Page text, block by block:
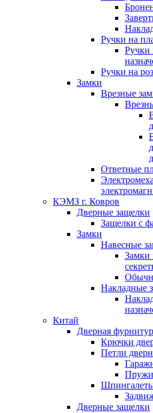
Ручки на
Ручки
Ручки на
Замки
Врезные
Ответные
КЭМЗ г. Ковров
Дверные защелки
Защелки с
Замки
Навесные
Замки
Накладные
Китай
Дверная
Крючки
Петли
Дверные защелки